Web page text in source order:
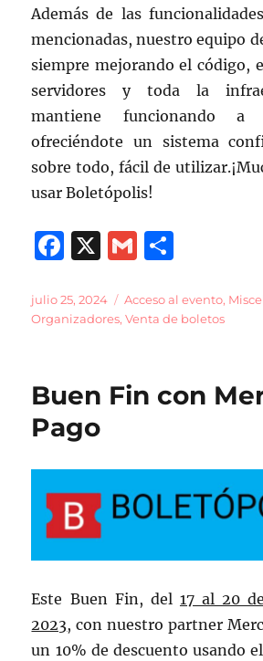
Además de las
mencionadas, nuestro equipo
siempre mejorando el código,
servidores y toda la
mantiene funcionando a
ofreciéndote un sistema
sobre todo, fácil de
usar Boletópolis!
F
c
e
o
o
k
X
G
ai
l
m
p
rt
Publicado
el
julio 25, 2024 Categorías
Acceso al evento,
Organizadores,Venta de boletos
Buen Fin con
Pago
Este Buen Fin, del 17 al 20
2023, con nuestro partner
un 10% de descuento usando